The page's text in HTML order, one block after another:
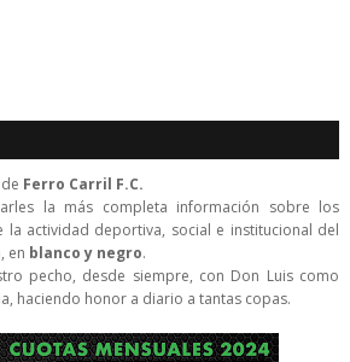
Ferro Carril F.C.
la más completa información sobre los
la actividad deportiva, social e institucional del
en blanco y negro.
pecho, desde siempre, con Don Luis como
haciendo honor a diario a tantas copas.